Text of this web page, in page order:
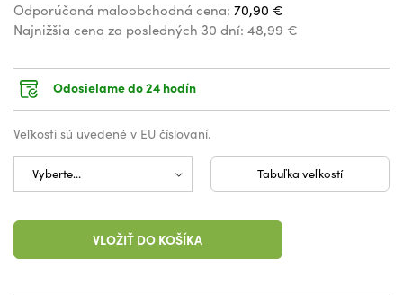
Odporúčaná maloobchodná cena: 70,90 €
Najnižšia cena za posledných 30 dní: 48,99 €
Odosielame do 24 hodín
Veľkosti sú uvedené v EU číslovaní.
Tabuľka veľkostí
VLOŽIŤ DO KOŠÍKA